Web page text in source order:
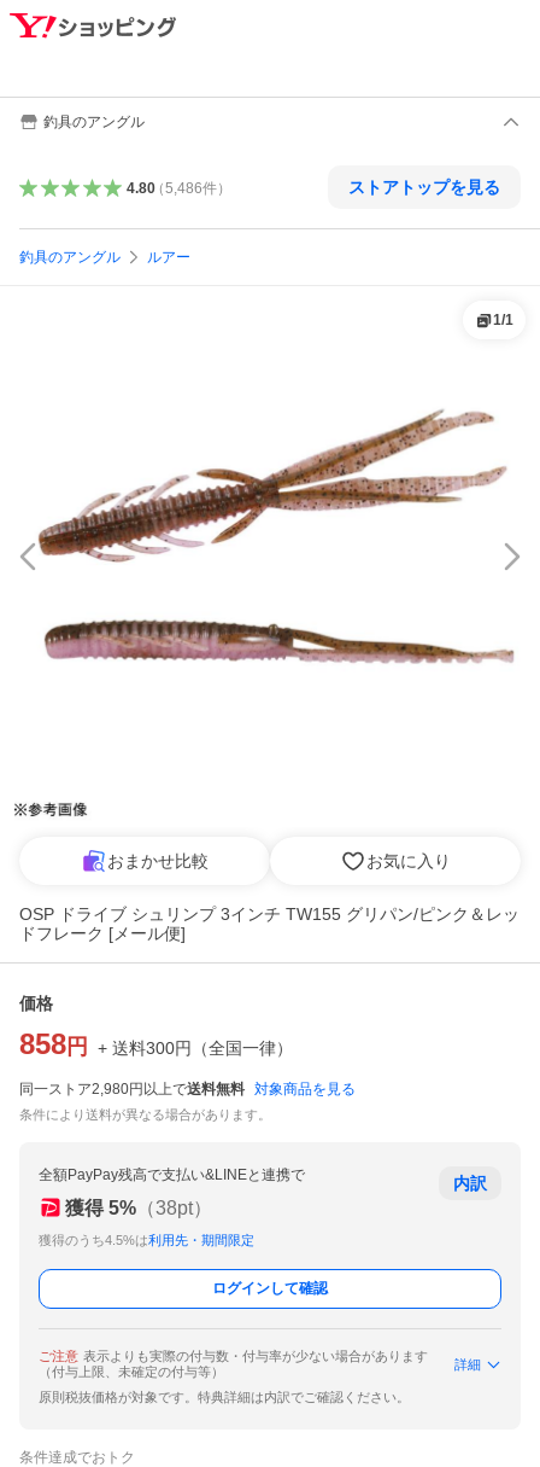
釣具のアングル
4.80（5,486件） ストアトップを見る
釣具のアングル ルアー
1/1
おまかせ比較 お気に入り
OSP ドライブ シュリンプ 3インチ TW155 グリパン/ピンク＆レッ
ドフレーク [メール便]
価格
858 円 + 送料300円 （全国一律）
同一ストア2,980円以上で送料無料 対象商品を見る
条件により送料が異なる場合があります。
全額PayPay残高で支払い&LINEと連携で
獲得 5% （38pt）
獲得のうち4.5%は利用先・期間限定
内訳
ログインして確認
ご注意 表示よりも実際の付与数・付与率が少ない場合があります
（付与上限、未確定の付与等）
詳細
原則税抜価格が対象です。特典詳細は内訳でご確認ください。
条件達成でおトク